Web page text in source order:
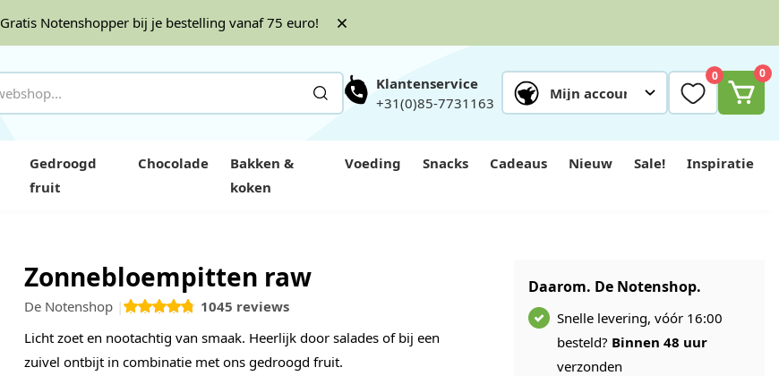
Gratis Notenshopper bij je bestelling vanaf 75 euro!
Mijn account
Klantenservice
+31(0)85-7731163
0 0
Gedroogd
fruit
Chocolade
Bakken &
koken
Voeding Snacks Cadeaus Nieuw Sale! Inspiratie
Zonnebloempitten raw
1045 reviews
De Notenshop
Licht zoet en nootachtig van smaak. Heerlijk door salades of bij een
zuivel ontbijt in combinatie met ons gedroogd fruit.
Daarom. De Notenshop.
Snelle levering, vóór 16:00
besteld? Binnen 48 uur
verzonden